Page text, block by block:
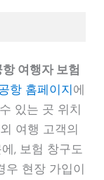
여행자 보험
항 홈페이지에
있는 곳 위치
여행 고객의
, 보험 창구도
우 현장 가입이